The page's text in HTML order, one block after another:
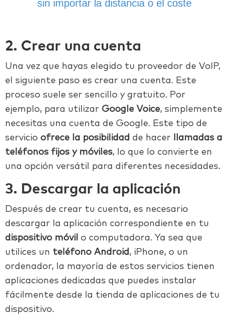
sin importar la distancia o el coste
2. Crear una cuenta
Una vez que hayas elegido tu proveedor de VoIP,
el siguiente paso es crear una cuenta. Este
proceso suele ser sencillo y gratuito. Por
ejemplo, para utilizar Google Voice, simplemente
necesitas una cuenta de Google. Este tipo de
servicio ofrece la posibilidad de hacer
llamadas a
teléfonos fijos y móviles, lo que lo convierte en
una opción versátil para diferentes necesidades.
3. Descargar la aplicación
Después de crear tu cuenta, es necesario
descargar la aplicación correspondiente en tu
dispositivo móvil o computadora. Ya sea que
utilices un teléfono Android , iPhone, o un
ordenador, la mayoría de estos servicios tienen
aplicaciones dedicadas que puedes instalar
fácilmente desde la tienda de aplicaciones de tu
dispositivo.